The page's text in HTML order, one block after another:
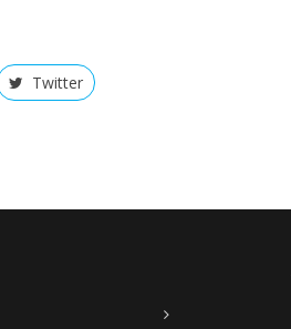
Twitter